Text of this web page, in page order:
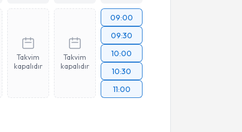
Takvim
kapalıdır
Takvim
kapalıdır
09:00
09:30
10:00
10:30
11:00